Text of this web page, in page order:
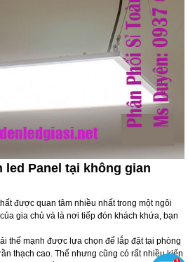
led Panel tại không gian
được quan tâm nhiều nhất trong một ngôi
gia chủ và là nơi tiếp đón khách khứa, bạn
thế mạnh được lựa chọn để lắp đặt tại phòng
thạch cao. Thế nhưng cũng có rất nhiều kiến